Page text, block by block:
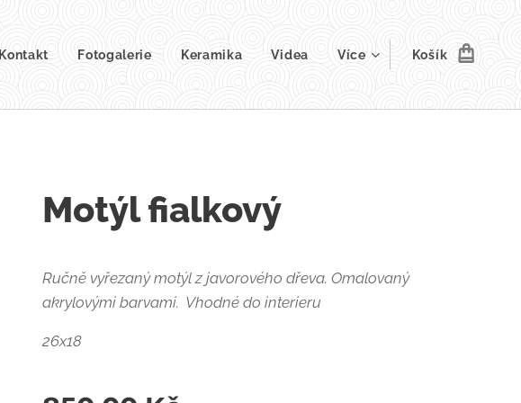
Kontakt Fotogalerie Keramika Videa Více Košík
Motýl fialkový
Ručně vyřezaný motýl z javorového dřeva. Omalovaný
akrylovými barvami. Vhodné do interieru
26x18